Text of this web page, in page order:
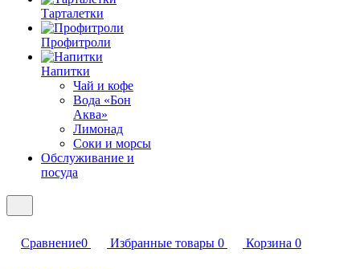
Тарталетки
Профитроли
Напитки
Чай и кофе
Вода «Бон
Аква»
Лимонад
Соки и морсы
Обслуживание и
посуда
Сравнение0 Избранные товары 0 Корзина 0